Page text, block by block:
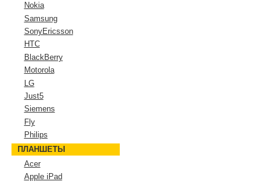
Nokia
Samsung
SonyEricsson
HTC
BlackBerry
Motorola
LG
Just5
Siemens
Fly
Philips
ПЛАНШЕТЫ
Acer
Apple iPad